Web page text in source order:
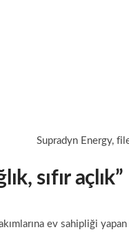
Supradyn Energy,
sıfır açlık”
ev sahipliği